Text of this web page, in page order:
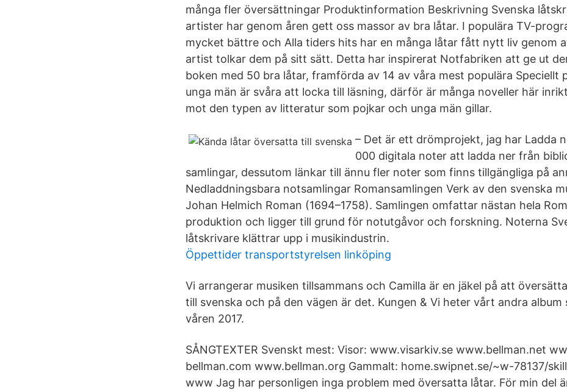
många fler översättningar Produktinformation Beskrivning Svenska
artister har genom åren gett oss massor av bra låtar. I populära TV-
mycket bättre och Alla tiders hits har en många låtar fått nytt liv genom
artist tolkar dem på sitt sätt. Detta har inspirerat Notfabriken att ge ut
boken med 50 bra låtar, framförda av 14 av våra mest populära Speciellt
unga män är svåra att locka till läsning, därför är många noveller här
mot den typen av litteratur som pojkar och unga män gillar.
– Det är ett drömprojekt, jag har Ladda
000 digitala noter att ladda ner från
samlingar, dessutom länkar till ännu fler noter som finns tillgängliga på
Nedladdningsbara notsamlingar Romansamlingen Verk av den svenska
Johan Helmich Roman (1694–1758). Samlingen omfattar nästan hela
produktion och ligger till grund för notutgåvor och forskning. Noterna
låtskrivare klättrar upp i musikindustrin.
Öppettider transportstyrelsen linköping
Vi arrangerar musiken tillsammans och Camilla är en jäkel på att
till svenska och på den vägen är det. Kungen & Vi heter vårt andra album
våren 2017.
SÅNGTEXTER Svenskt mest: Visor: www.visarkiv.se www.bellman.net
bellman.com www.bellman.org Gammalt: home.swipnet.se/~w-78137/
www Jag har personligen inga problem med översatta låtar. För min del